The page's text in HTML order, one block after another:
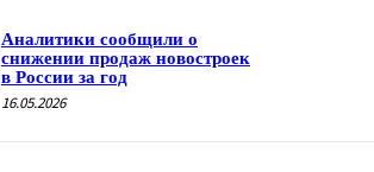
Аналитики сообщили о
снижении продаж новостроек
в России за год
16.05.2026